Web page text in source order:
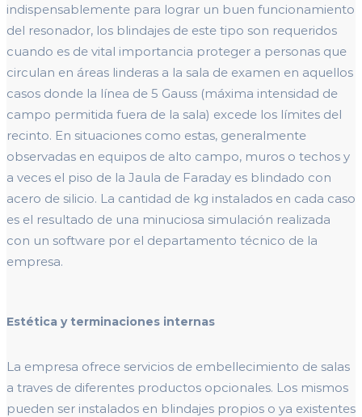
indispensablemente para lograr un buen funcionamiento
del resonador, los blindajes de este tipo son requeridos
cuando es de vital importancia proteger a personas que
circulan en áreas linderas a la sala de examen en aquellos
casos donde la línea de 5 Gauss (máxima intensidad de
campo permitida fuera de la sala) excede los límites del
recinto. En situaciones como estas, generalmente
observadas en equipos de alto campo, muros o techos y
a veces el piso de la Jaula de Faraday es blindado con
acero de silicio. La cantidad de kg instalados en cada caso
es el resultado de una minuciosa simulación realizada
con un software por el departamento técnico de la
empresa.
Estética y terminaciones internas
La empresa ofrece servicios de embellecimiento de salas
a traves de diferentes productos opcionales. Los mismos
pueden ser instalados en blindajes propios o ya existentes